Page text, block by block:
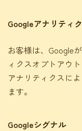
Googleアナリティ
お客様は、Google
ィクスオプトアウ
アナリティクスに
ます。
Googleシグナル